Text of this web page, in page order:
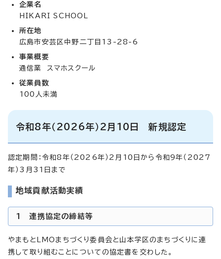
企業名
HIKARI SCHOOL
所在地
広島市安芸区中野二丁目13-28-6
事業概要
通信業 スマホスクール
従業員数
100人未満
令和8年（2026年）2月10日 新規認定
認定期間：令和8年（2026年）2月10日から令和9年（2027
年）3月31日まで
地域貢献活動実績
1 連携協定の締結等
やまもとLMOまちづくり委員会と山本学区のまちづくりに連
携して取り組むことについての協定書を交わした。